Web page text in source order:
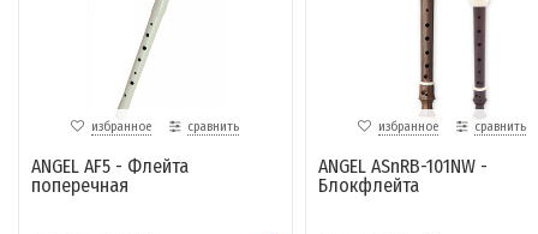
избранное сравнить
ANGEL AF5 - Флейта
поперечная
избранное сравнить
ANGEL ASnRB-101NW -
Блокфлейта